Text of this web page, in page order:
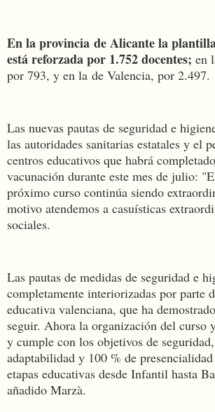
En la provincia de Alicante la
está reforzada por 1.752 docentes; en
por 793, y en la de Valencia, por 2.497.
Las nuevas pautas de seguridad e
las autoridades sanitarias estatales y el
centros educativos que habrá
vacunación durante este mes de julio:
próximo curso continúa siendo
motivo atendemos a casuísticas
sociales.
Las pautas de medidas de seguridad e
completamente interiorizadas por parte
educativa valenciana, que ha
seguir. Ahora la organización del curso
y cumple con los objetivos de
adaptabilidad y 100 % de
etapas educativas desde Infantil hasta
añadido Marzà.